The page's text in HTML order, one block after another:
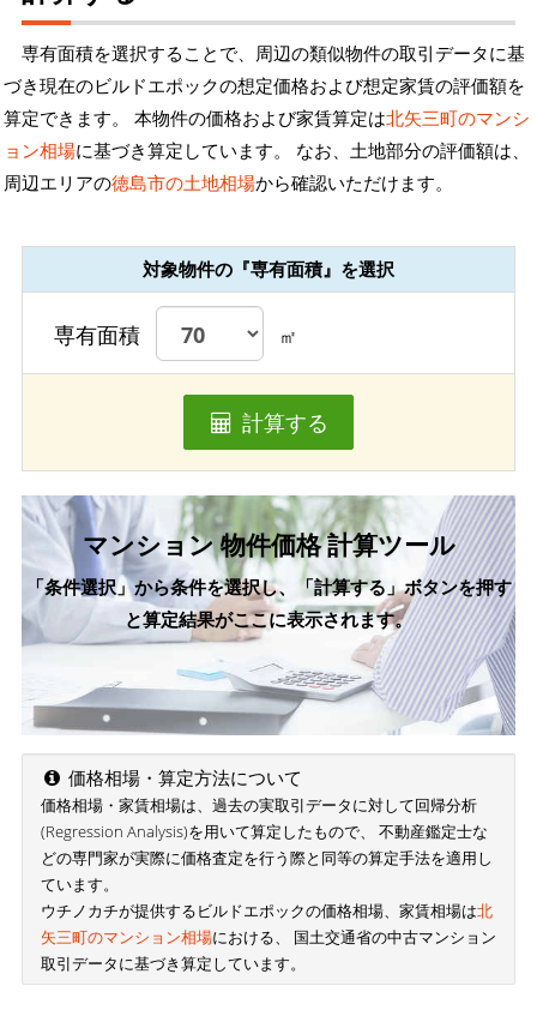
専有面積を選択することで、周辺の類似物件の取引データに基
づき現在のビルドエポックの想定価格および想定家賃の評価額を
算定できます。 本物件の価格および家賃算定は北矢三町のマンシ
ョン相場に基づき算定しています。 なお、土地部分の評価額は、
周辺エリアの徳島市の土地相場から確認いただけます。
対象物件の『専有面積』を選択
専有面積 ㎡
計算する
マンション 物件価格 計算ツール
「条件選択」から条件を選択し、「計算する」ボタンを押す
と算定結果がここに表示されます。
価格相場・算定方法について
価格相場・家賃相場は、過去の実取引データに対して回帰分析
(Regression Analysis)を用いて算定したもので、 不動産鑑定士な
どの専門家が実際に価格査定を行う際と同等の算定手法を適用し
ています。
ウチノカチが提供するビルドエポックの価格相場、家賃相場は北
矢三町のマンション相場における、 国土交通省の中古マンション
取引データに基づき算定しています。